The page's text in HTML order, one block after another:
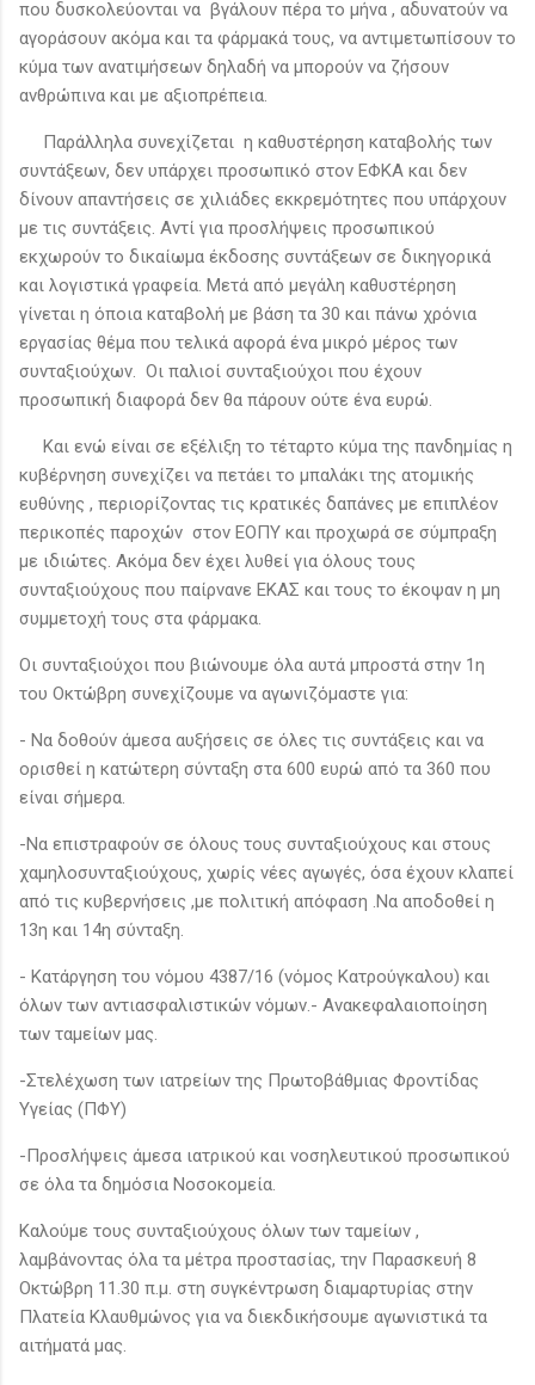
που δυσκολεύονται να βγάλουν πέρα το μήνα , αδυνατούν να
αγοράσουν ακόμα και τα φάρμακά τους, να αντιμετωπίσουν το
κύμα των ανατιμήσεων δηλαδή να μπορούν να ζήσουν
ανθρώπινα και με αξιοπρέπεια.
Παράλληλα συνεχίζεται η καθυστέρηση καταβολής των
συντάξεων, δεν υπάρχει προσωπικό στον ΕΦΚΑ και δεν
δίνουν απαντήσεις σε χιλιάδες εκκρεμότητες που υπάρχουν
με τις συντάξεις. Αντί για προσλήψεις προσωπικού
εκχωρούν το δικαίωμα έκδοσης συντάξεων σε δικηγορικά
και λογιστικά γραφεία. Μετά από μεγάλη καθυστέρηση
γίνεται η όποια καταβολή με βάση τα 30 και πάνω χρόνια
εργασίας θέμα που τελικά αφορά ένα μικρό μέρος των
συνταξιούχων. Οι παλιοί συνταξιούχοι που έχουν
προσωπική διαφορά δεν θα πάρουν ούτε ένα ευρώ.
Και ενώ είναι σε εξέλιξη το τέταρτο κύμα της πανδημίας η
κυβέρνηση συνεχίζει να πετάει το μπαλάκι της ατομικής
ευθύνης , περιορίζοντας τις κρατικές δαπάνες με επιπλέον
περικοπές παροχών στον ΕΟΠΥ και προχωρά σε σύμπραξη
με ιδιώτες. Ακόμα δεν έχει λυθεί για όλους τους
συνταξιούχους που παίρνανε ΕΚΑΣ και τους το έκοψαν η μη
συμμετοχή τους στα φάρμακα.
Οι συνταξιούχοι που βιώνουμε όλα αυτά μπροστά στην 1η
του Οκτώβρη συνεχίζουμε να αγωνιζόμαστε για:
- Να δοθούν άμεσα αυξήσεις σε όλες τις συντάξεις και να
ορισθεί η κατώτερη σύνταξη στα 600 ευρώ από τα 360 που
είναι σήμερα.
-Να επιστραφούν σε όλους τους συνταξιούχους και στους
χαμηλοσυνταξιούχους, χωρίς νέες αγωγές, όσα έχουν κλαπεί
από τις κυβερνήσεις ,με πολιτική απόφαση .Να αποδοθεί η
13η και 14η σύνταξη.
- Κατάργηση του νόμου 4387/16 (νόμος Κατρούγκαλου) και
όλων των αντιασφαλιστικών νόμων.- Ανακεφαλαιοποίηση
των ταμείων μας.
-Στελέχωση των ιατρείων της Πρωτοβάθμιας Φροντίδας
Υγείας (ΠΦΥ)
-Προσλήψεις άμεσα ιατρικού και νοσηλευτικού προσωπικού
σε όλα τα δημόσια Νοσοκομεία.
Καλούμε τους συνταξιούχους όλων των ταμείων ,
λαμβάνοντας όλα τα μέτρα προστασίας, την Παρασκευή 8
Οκτώβρη 11.30 π.μ. στη συγκέντρωση διαμαρτυρίας στην
Πλατεία Κλαυθμώνος για να διεκδικήσουμε αγωνιστικά τα
αιτήματά μας.